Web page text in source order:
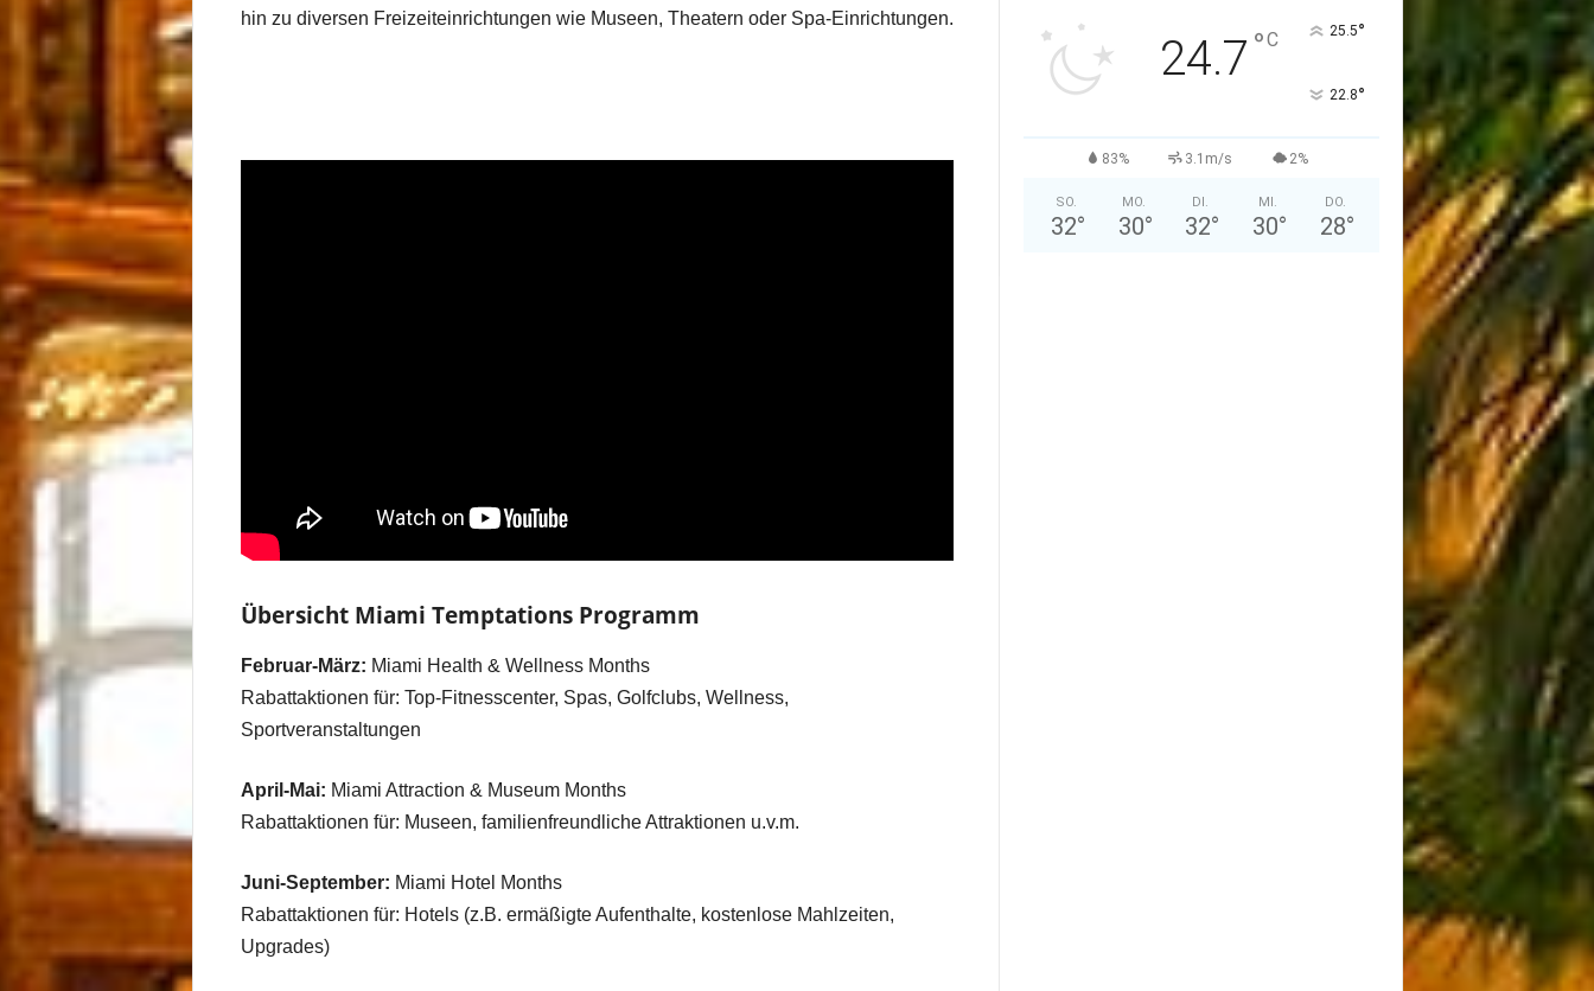
hin zu diversen Freizeiteinrichtungen wie Museen, Theatern oder Spa-Einrichtungen.
Übersicht Miami Temptations Programm
Februar-März: Miami Health & Wellness Months
Rabattaktionen für: Top-Fitnesscenter, Spas, Golfclubs, Wellness,
Sportveranstaltungen
April-Mai: Miami Attraction & Museum Months
Rabattaktionen für: Museen, familienfreundliche Attraktionen u.v.m.
Juni-September: Miami Hotel Months
Rabattaktionen für: Hotels (z.B. ermäßigte Aufenthalte, kostenlose Mahlzeiten,
Upgrades)
24.7 °C 25.5°
22.8°
83% 3.1m/s 2%
SO.
32°
MO.
30°
DI.
32°
MI.
30°
DO.
28°